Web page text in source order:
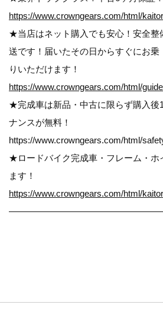
https://www.crowngears.com/html/
★当店はネット購入でも安心！安全整
送です！届いたその日からすぐにお乗
りいただけます！
https://www.crowngears.com/html/
★完成車は新品・中古に限らず購入後
ナンスが無料！
https://www.crowngears.com/html/
★ロードバイク完成車・フレーム・ホ
ます！
https://www.crowngears.com/html/